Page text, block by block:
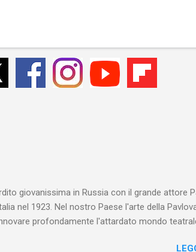
giovanissima in Russia con il grande attore
nel 1923. Nel nostro Paese l'arte della
profondamente l'attardato mondo